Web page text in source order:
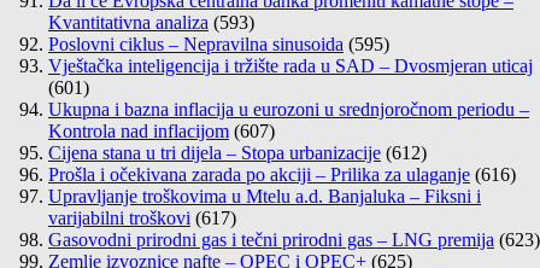
Kvantitativna analiza (593)
Poslovni ciklus – Nepravilna sinusoida (595)
Vještačka inteligencija i tržište rada u SAD – Dvosmjeran uticaj
(601)
Ukupna i bazna inflacija u eurozoni u srednjoročnom periodu –
Kontrola nad inflacijom (607)
Cijena stana u tri dijela – Stopa urbanizacije (612)
Prošla i očekivana zarada po akciji – Prilika za ulaganje (616)
Upravljanje troškovima u Mtelu a.d. Banjaluka – Fiksni i
varijabilni troškovi (617)
Gasovodni prirodni gas i tečni prirodni gas – LNG premija (623)
Zemlje izvoznice nafte – OPEC i OPEC+ (625)